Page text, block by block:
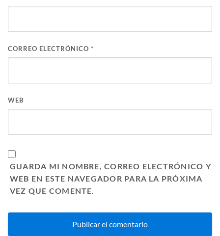
CORREO ELECTRÓNICO *
WEB
GUARDA MI NOMBRE, CORREO ELECTRÓNICO Y
WEB EN ESTE NAVEGADOR PARA LA PRÓXIMA
VEZ QUE COMENTE.